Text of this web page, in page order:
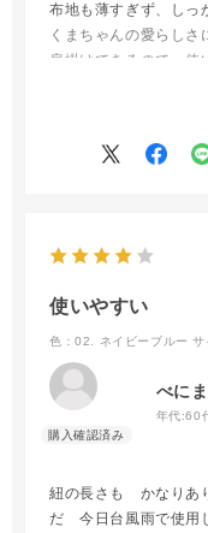
布地も薄すぎず、しっ
くまちゃんの愛らしさ
肩掛けできるので、使
娘にもプレゼントしま
使いやすい
色：02. ネイビーブルー サ
べに
年代:60
紐の長さも かなり
だ 今日台風雨で使用